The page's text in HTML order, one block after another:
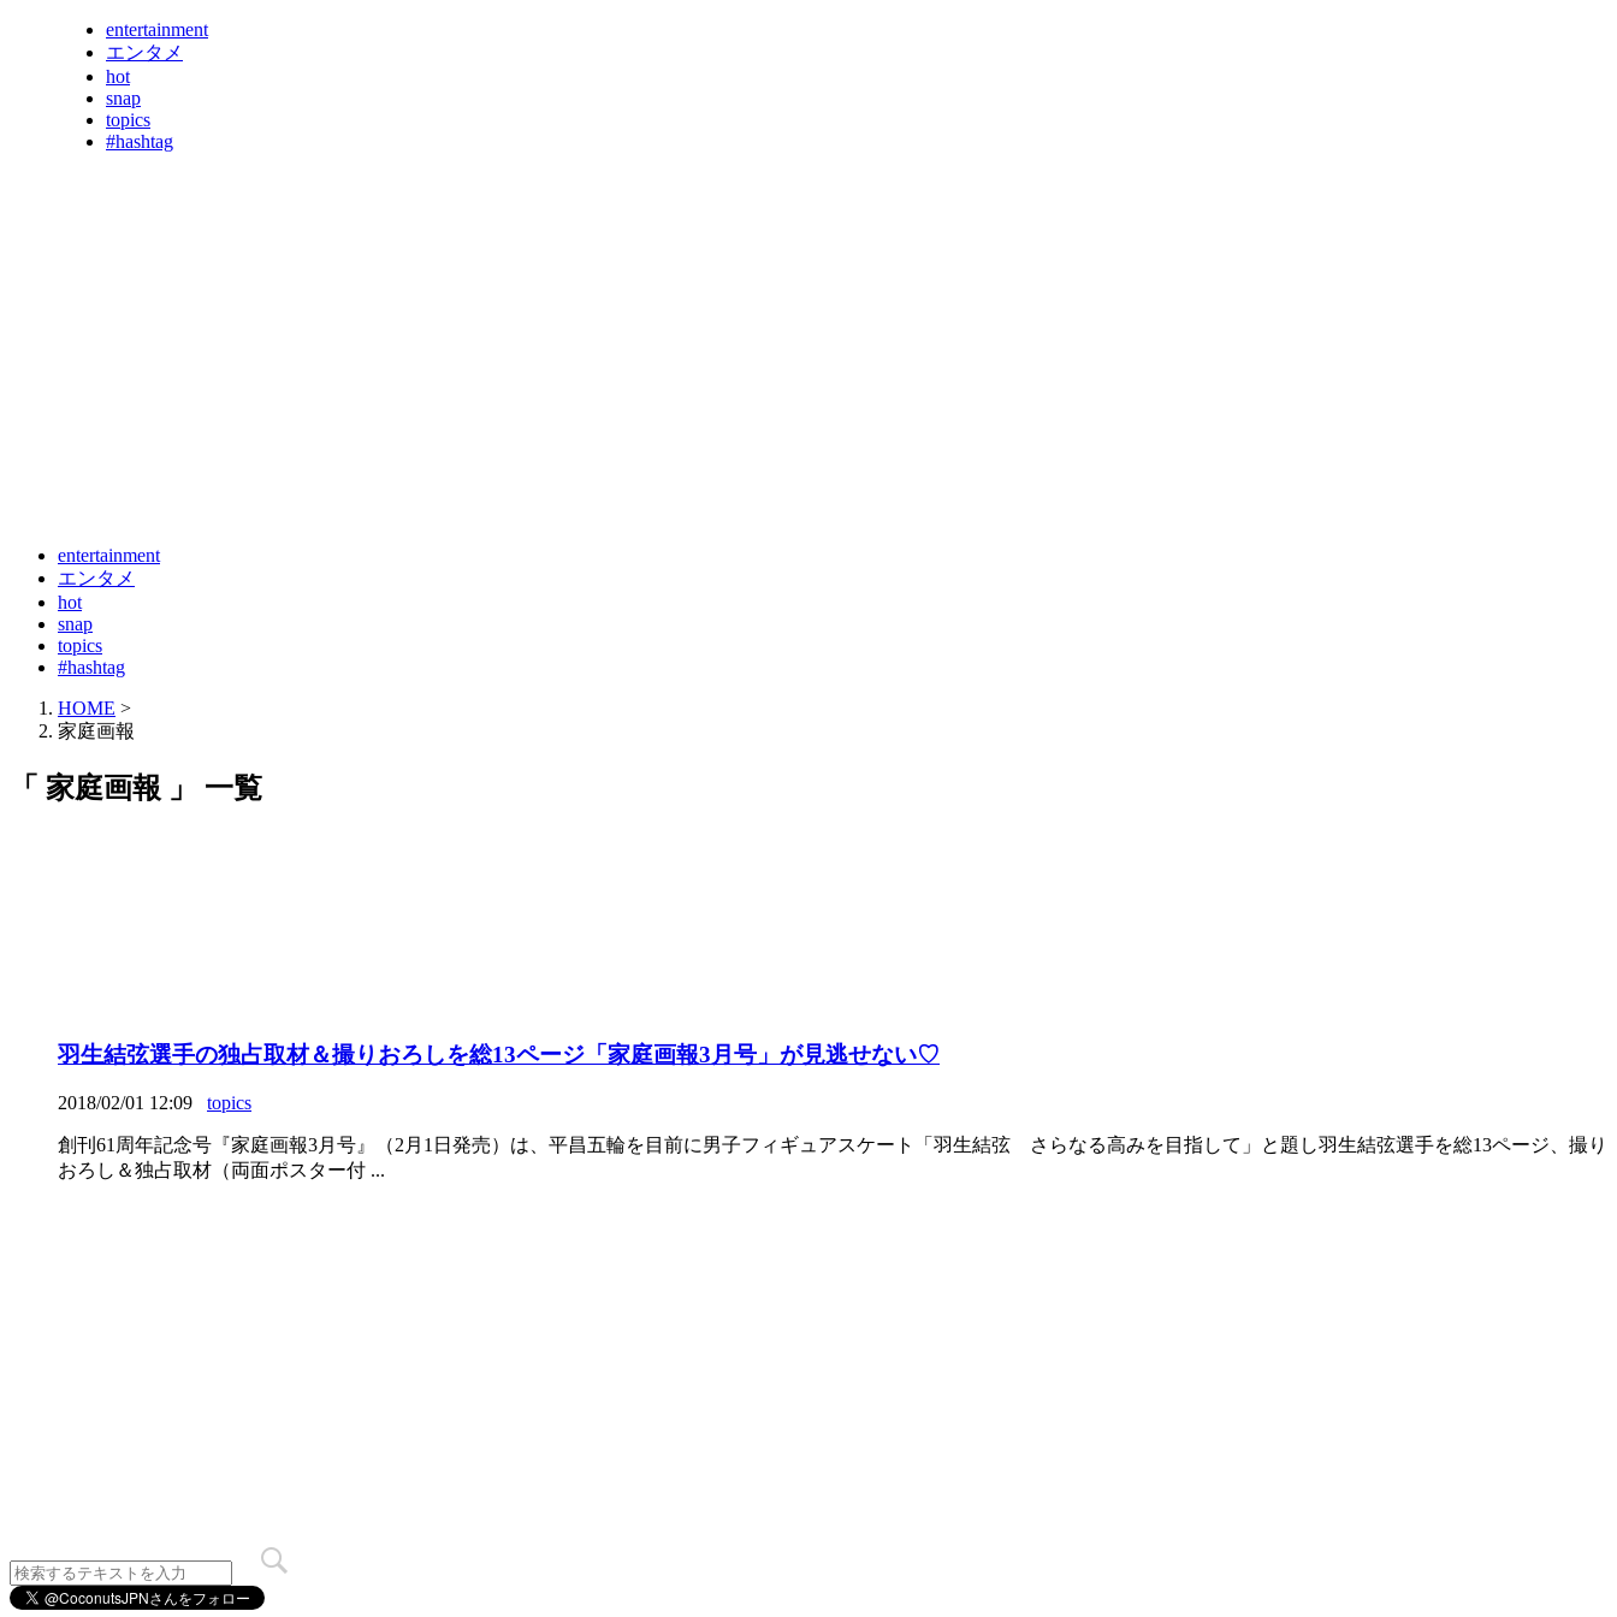
entertainment
エンタメ
hot
snap
topics
#hashtag
entertainment
エンタメ
hot
snap
topics
#hashtag
HOME >
家庭画報
「 家庭画報 」 一覧
羽生結弦選手の独占取材＆撮りおろしを総13ページ「家庭画報3月号」が見逃せない♡
2018/02/01 12:09 topics
創刊61周年記念号『家庭画報3月号』（2月1日発売）は、平昌五輪を目前に男子フィギュアスケート「羽生結弦 さらなる高みを目指して」と題し羽生結弦選手を総13ページ、撮り
おろし＆独占取材（両面ポスター付 ...